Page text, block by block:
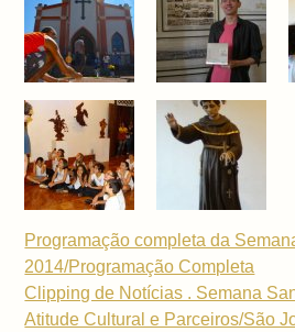
Programação completa da
2014/Programação Completa
Clipping de Notícias . Semana
Atitude Cultural e Parceiros/São